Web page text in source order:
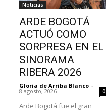
Noticias
ARDE BOGOTÁ
ACTUÓ COMO
SORPRESA EN EL
SINORAMA
RIBERA 2026
Gloria de Arriba Blanco -
8 agosto, 2026 0
Arde Bogotá fue el gran